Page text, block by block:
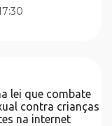
lei que combate
contra crianças
na internet